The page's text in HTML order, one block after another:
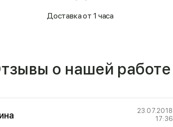
Доставка от 1 часа
о нашей работе
23.07.2018
17:36